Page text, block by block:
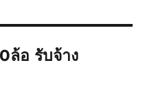
ล้อ รับจ้าง